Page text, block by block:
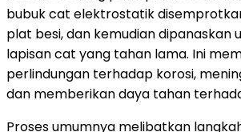
bubuk cat elektrostatik
plat besi, dan kemudian dipanaskan
lapisan cat yang tahan lama. Ini
perlindungan terhadap korosi,
dan memberikan daya tahan
Proses umumnya melibatkan